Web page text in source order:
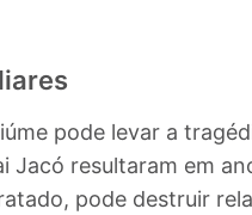
pode levar a
Jacó resultaram em
pode destruir